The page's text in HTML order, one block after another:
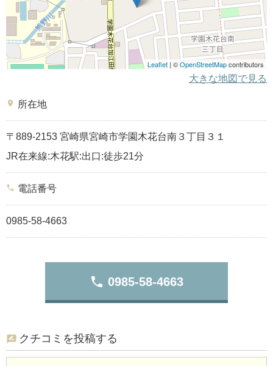
Leaflet | ©OpenStreetMapcontributors
大きな地図で見る
place 所在地
〒889-2153 宮崎県宮崎市学園木花台南３丁目３１
JR在来線:木花駅:出口:徒歩21分
phone 電話番号
0985-58-4663
phone 0985-58-4663
クチコミを投稿する